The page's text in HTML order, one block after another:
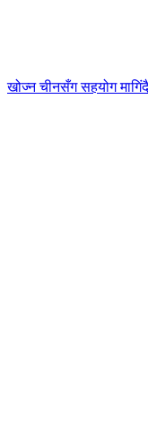
खोज्न चीनसँग सहयोग मागिंदै